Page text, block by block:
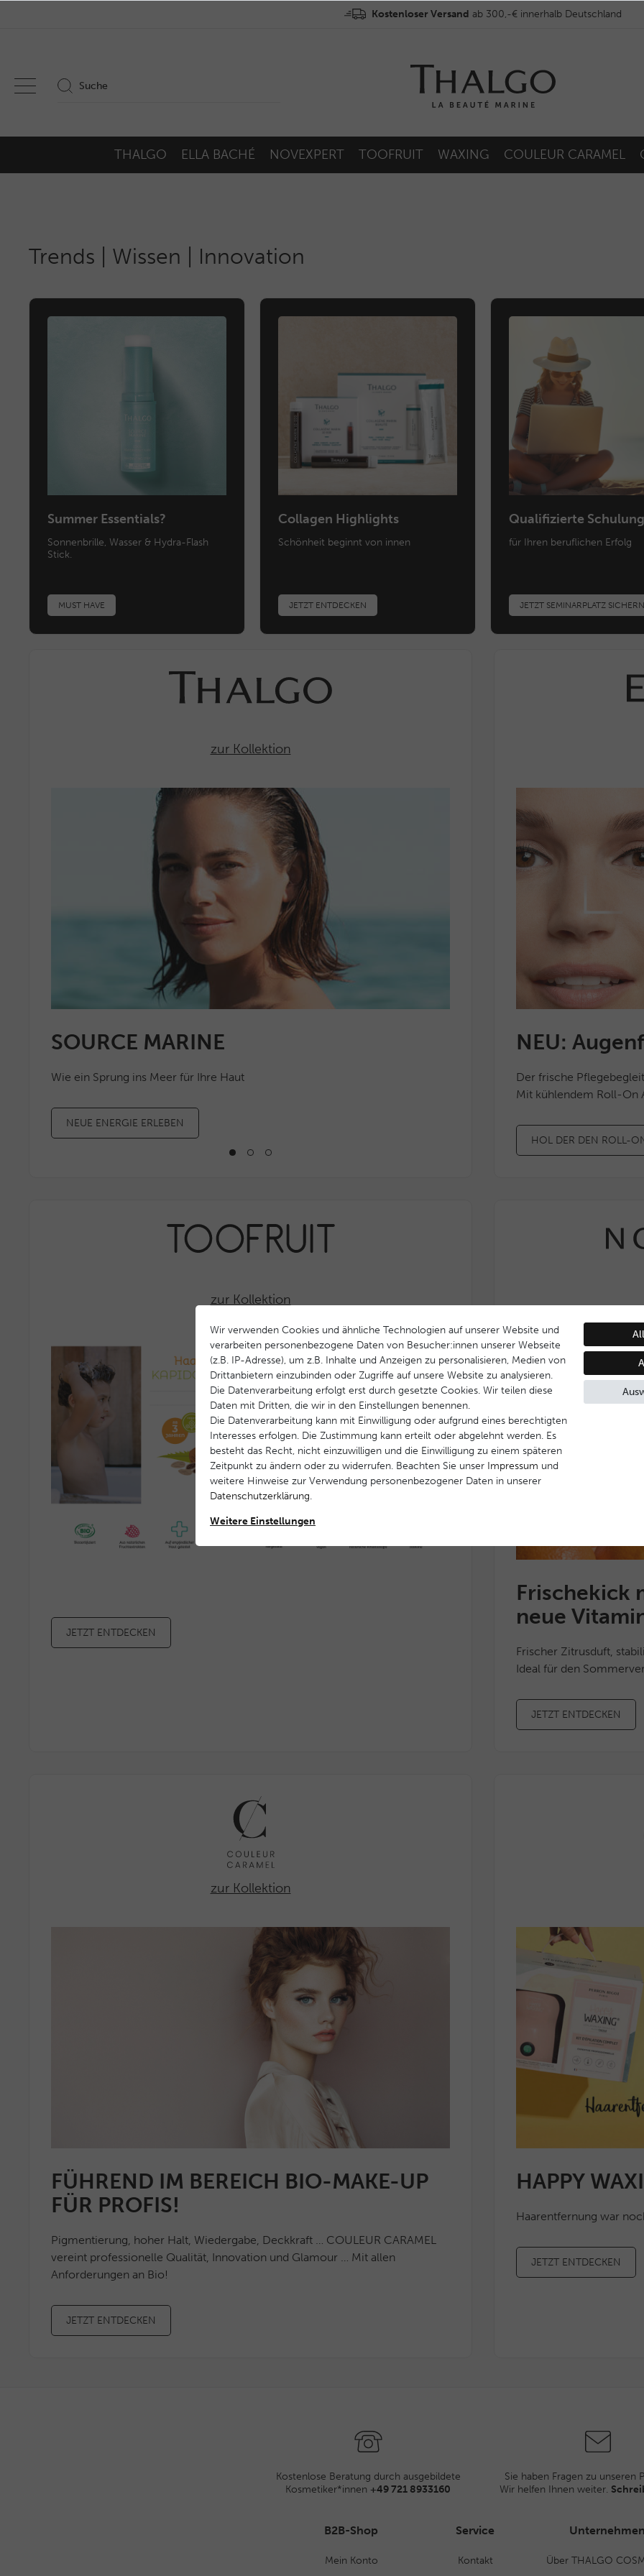
Kostenloser Versand ab 300,-€ innerhalb Deutschland
THALGO ELLA BACHÉ NOVEXPERT TOOFRUIT WAXING COULEUR CARAMEL
Trends | Wissen | Innovation
Summer Essentials?
Sonnenbrille, Wasser & Hydra-Flash
Stick.
MUST HAVE
Collagen Highlights
Schönheit beginnt von innen
JETZT ENTDECKEN
Qualifizierte
für Ihren beruflichen Erfolg
JETZT SEMINARPLATZ SICHERN
zur Kollektion
SOURCE MARINE
Wie ein Sprung ins Meer für Ihre Haut
NEUE ENERGIE ERLEBEN
Activ Légèrté
Fühle die Leichtigkeit
JETZT ENTDECKEN
SOMMERLICHE ELEGANZ
Entspannung & Gelassenheit für sonnige Tage mit unserem praktischen
JETZT ENTDECKEN
NEU:
Der frische
Mit kühlendem Roll-On
HOL DER DEN ROLL-
zur Kollektion
JETZT ENTDECKENWirksamkeit ohne Nebenwirkungen! Pro-Retinol ist die sanfte Alternative zu
dem herkömmlichen Anti-Aging Geheimtipp!
Frischekick
neue
Frischer Zitrusduft,
Ideal für den
JETZT ENTDECKEN
zur Kollektion
FÜHREND IM BEREICH BIO-MAKE-UP
FÜR PROFIS!
Pigmentierung, hoher Halt, Wiedergabe, Deckkraft … COULEUR CARAMEL
vereint professionelle Qualität, Innovation und Glamour … Mit allen
Anforderungen an Bio!
JETZT ENTDECKEN
HAPPY
Haarentfernung war
JETZT ENTDECKEN
Kostenlose Beratung durch ausgebildete
Kosmetiker*innen +49 721 8933160
Sie haben Fragen zu unseren
Wir helfen Ihnen weiter.
B2B-Shop
Mein Konto
Service
Kontakt
Unternehmen
Über THALGO
Wir verwenden Cookies und ähnliche Technologien auf unserer Website und
verarbeiten personenbezogene Daten von Besucher:innen unserer Webseite
(z.B. IP-Adresse), um z.B. Inhalte und Anzeigen zu personalisieren, Medien von
Drittanbietern einzubinden oder Zugriffe auf unsere Website zu analysieren.
Die Datenverarbeitung erfolgt erst durch gesetzte Cookies. Wir teilen diese
Daten mit Dritten, die wir in den Einstellungen benennen.
Die Datenverarbeitung kann mit Einwilligung oder aufgrund eines berechtigten
Interesses erfolgen. Die Zustimmung kann erteilt oder abgelehnt werden. Es
besteht das Recht, nicht einzuwilligen und die Einwilligung zu einem späteren
Zeitpunkt zu ändern oder zu widerrufen. Beachten Sie unser Impressum und
weitere Hinweise zur Verwendung personenbezogener Daten in unserer
Daten­schutz­erklärung.
Weitere Einstellungen